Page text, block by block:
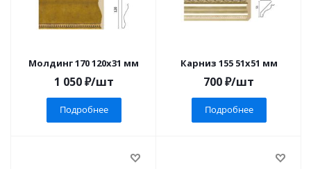
Молдинг 170 120x31 мм
1 050₽/шт
Подробнее
Карниз 155 51x51 мм
700₽/шт
Подробнее